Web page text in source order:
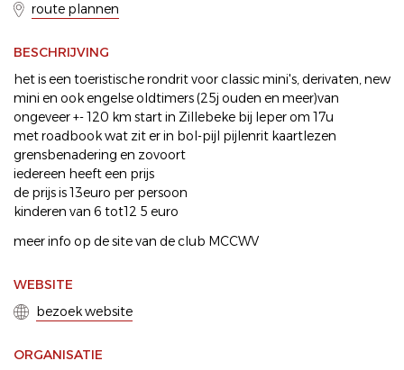
route plannen
BESCHRIJVING
het is een toeristische rondrit voor classic mini's, derivaten, new
mini en ook engelse oldtimers (25j ouden en meer)van
ongeveer +- 120 km start in Zillebeke bij Ieper om 17u
met roadbook wat zit er in bol-pijl pijlenrit kaartlezen
grensbenadering en zovoort
iedereen heeft een prijs
de prijs is 13euro per persoon
kinderen van 6 tot12 5 euro
meer info op de site van de club MCCWV
WEBSITE
bezoek website
ORGANISATIE